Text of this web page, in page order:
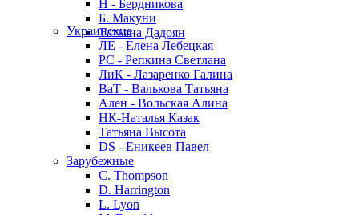
Н - Бердникова
Б. Макуни
Татьяна Дадоян
Украинские
ЛЕ - Елена Лебецкая
РС - Репкина Светлана
ЛиК - Лазаренко Галина
ВаТ - Валькова Татьяна
Ален - Вольская Алина
НК-Наталья Казак
Татьяна Высота
DS - Еникеев Павел
Зарубежные
C. Thompson
D. Harrington
L. Lyon